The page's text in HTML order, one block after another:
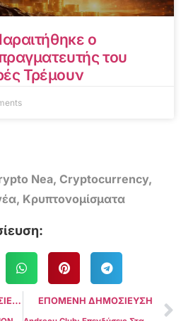
ο
του
Τρέμουν
Nea, Cryptocurrency,
, Κρυπτονομίσματα
ΠΡΟΗΓΟΥΜΕΝΗ ΔΗΜΟΣΙΕΥΣΗ ΕΠΟΜΕΝΗ ΔΗΜΟΣΙΕΥΣΗ